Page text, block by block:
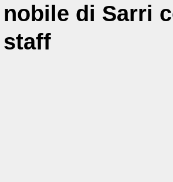
nobile di Sarri
staff